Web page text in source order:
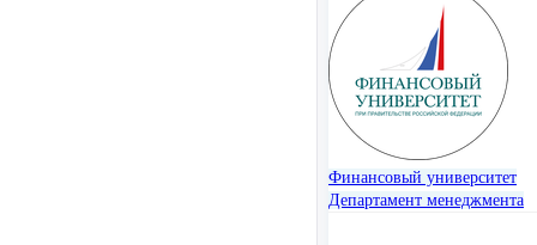
Финансовый университет
Департамент менеджмента